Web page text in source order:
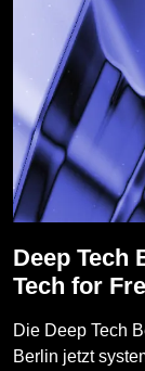
Deep Tech Berlin Agenda: Pioneering
Tech for
Die Deep Tech
Berlin jetzt